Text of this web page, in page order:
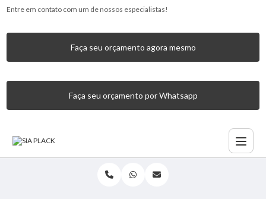
Entre em contato com um de nossos especialistas!
Faça seu orçamento agora mesmo
Faça seu orçamento por Whatsapp